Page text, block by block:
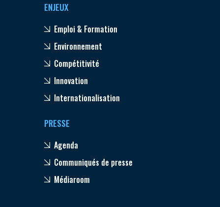
ENJEUX
Emploi & Formation
Environnement
Compétitivité
Innovation
Internationalisation
PRESSE
Agenda
Communiqués de presse
Médiaroom